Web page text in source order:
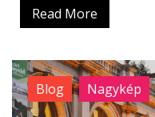
Read More
Blog Nagykép